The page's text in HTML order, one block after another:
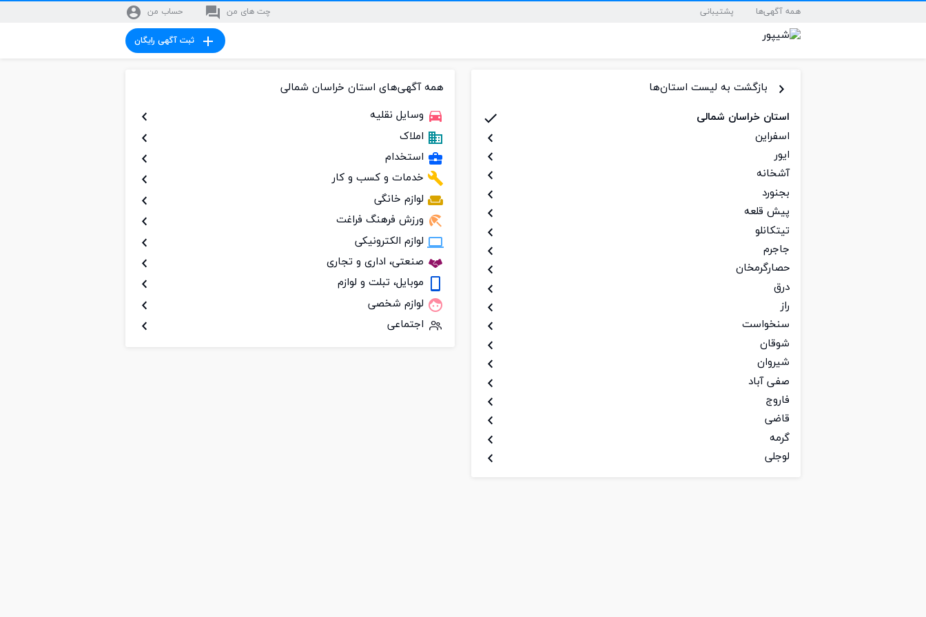
همه آگهی‌ها پشتیبانی چت های من حساب من
ثبت آگهی رایگان
بازگشت به لیست استان‌ها
استان خراسان شمالی
اسفراین
ایور
آشخانه
بجنورد
پیش قلعه
تیتکانلو
جاجرم
حصارگرمخان
درق
راز
سنخواست
شوقان
شیروان
صفی آباد
فاروج
قاضی
گرمه
لوجلی
همه آگهی‌های استان خراسان شمالی
وسایل نقلیه
املاک
استخدام
خدمات و کسب و کار
لوازم خانگی
ورزش فرهنگ فراغت
لوازم الکترونیکی
صنعتی، اداری و تجاری
موبایل، تبلت و لوازم
لوازم شخصی
اجتماعی